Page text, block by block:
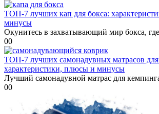
ТОП-7 лучших кап для бокса:
минусы
Окунитесь в захватывающий мир бокса,
00
ТОП-7 лучших самонадувных матрасов для
характеристики, плюсы и минусы
Лучший самонадувной матрас для
00